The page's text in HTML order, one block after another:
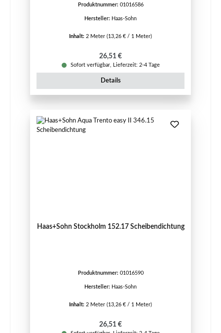
Produktnummer: 01016586
Hersteller: Haas-Sohn
Inhalt: 2 Meter (13,26 € / 1 Meter)
Regulärer Preis:
26,51 €
Sofort verfügbar, Lieferzeit: 2-4 Tage
Details
Haas+Sohn Stockholm 152.17 Scheibendichtung
Produktnummer: 01016590
Hersteller: Haas-Sohn
Inhalt: 2 Meter (13,26 € / 1 Meter)
Regulärer Preis:
26,51 €